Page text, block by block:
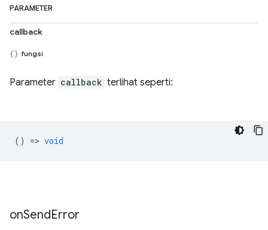
PARAMETER
callback
fungsi
Parameter callback terlihat seperti:
() => void
onSendError